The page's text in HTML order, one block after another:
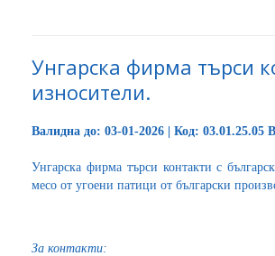
Унгарска фирма търси
износители.
Валидна до: 03-01-2026 | Код:
Унгарска фирма търси контакти с
месо от угоени патици от български
За контакти: